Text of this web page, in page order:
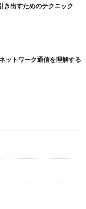
き出すためのテクニック
ットワーク通信を理解する